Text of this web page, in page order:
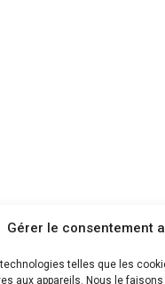
Gérer le consentement
telles que les
aux appareils. Nous le faisons